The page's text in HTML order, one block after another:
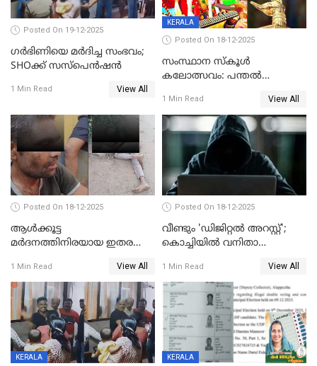
Posted On 19-12-2025
ഗര്‍ഭിണിയെ മർദിച്ച സംഭവം;
SHOക്ക് സസ്പെൻഷൻ
1 Min Read View All
KERALA
Posted On 18-12-2025
സംസ്ഥാന സ്കൂൾ
കലോത്സവം: പന്തൽ
1 Min Read View All
Posted On 18-12-2025
ആൾക്കൂട്ട
മർദനത്തിനിരയായ ഇതര
നടുക്കുന്ന സംഭവം
വാളയാറിൽ
1 Min Read View All
Posted On 18-12-2025
വീണ്ടും 'ഡിജിറ്റല്‍ അറസ്റ്റ്';
കൊച്ചിയില്‍ വനിതാ
കോടി രൂപ
1 Min Read View All
KERALA KERALA